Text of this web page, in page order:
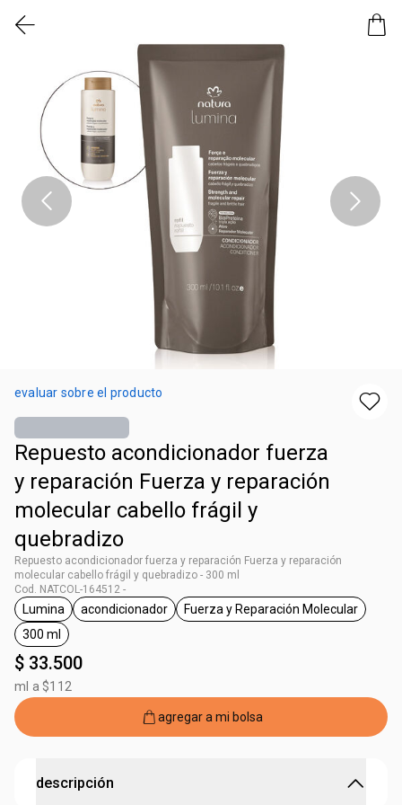
evaluar sobre el producto
Repuesto acondicionador fuerza
y reparación Fuerza y reparación
molecular cabello frágil y
quebradizo
Repuesto acondicionador fuerza y reparación Fuerza y reparación
molecular cabello frágil y quebradizo - 300 ml
Cod. NATCOL-164512 -
general.tag Lumina
Lumina
general.tag acondicionador
acondicionador
general.tag Fuerza y
Fuerza y Reparación Molecular
general.tag 300 ml
300 ml
$ 33.500
ml a $112
agregar a mi bolsa
descripción